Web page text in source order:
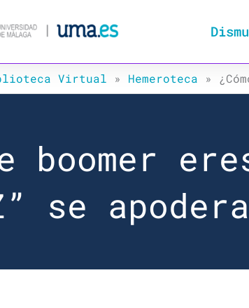
Virtual » Hemeroteca »
boomer
se